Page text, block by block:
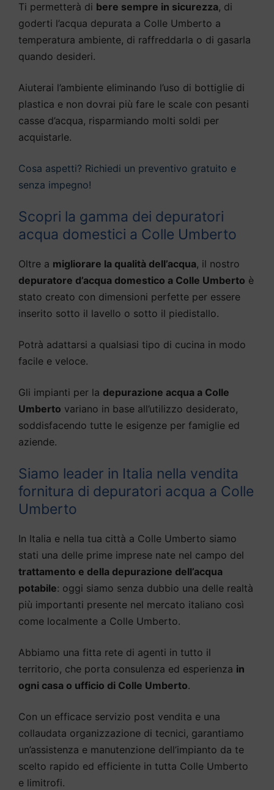
Ti permetterà di bere sempre in sicurezza, di
goderti l’acqua depurata a Colle Umberto a
temperatura ambiente, di raffreddarla o di gasarla
quando desideri.
Aiuterai l’ambiente eliminando l’uso di bottiglie di
plastica e non dovrai più fare le scale con pesanti
casse d’acqua, risparmiando molti soldi per
acquistarle.
Cosa aspetti? Richiedi un preventivo gratuito e
senza impegno!
Scopri la gamma dei depuratori
acqua domestici a Colle Umberto
Oltre a migliorare la qualità dell’acqua, il nostro
depuratore d’acqua domestico a Colle Umberto è
stato creato con dimensioni perfette per essere
inserito sotto il lavello o sotto il piedistallo.
Potrà adattarsi a qualsiasi tipo di cucina in modo
facile e veloce.
Gli impianti per la depurazione acqua a Colle
Umberto variano in base all’utilizzo desiderato,
soddisfacendo tutte le esigenze per famiglie ed
aziende.
Siamo leader in Italia nella vendita
fornitura di depuratori acqua a Colle
Umberto
In Italia e nella tua città a Colle Umberto siamo
stati una delle prime imprese nate nel campo del
trattamento e della depurazione dell’acqua
potabile: oggi siamo senza dubbio una delle realtà
più importanti presente nel mercato italiano così
come localmente a Colle Umberto.
Abbiamo una fitta rete di agenti in tutto il
territorio, che porta consulenza ed esperienza in
ogni casa o ufficio di Colle Umberto.
Con un efficace servizio post vendita e una
collaudata organizzazione di tecnici, garantiamo
un’assistenza e manutenzione dell’impianto da te
scelto rapido ed efficiente in tutta Colle Umberto
e limitrofi.